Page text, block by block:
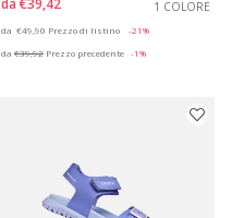
da €39,42 1 COLORE
da €49,90 Prezzo di listino
-21%
da €39,92 Prezzo precedente -1%